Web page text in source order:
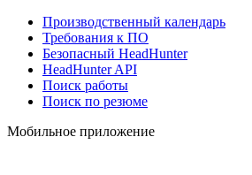
Производственный календарь
Требования к ПО
Безопасный HeadHunter
HeadHunter API
Поиск работы
Поиск по резюме
Мобильное приложение